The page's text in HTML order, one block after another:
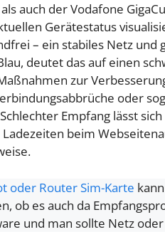
auch der Vodafone
Gerätestatus
– ein stabiles Netz
deutet das auf einen
zur
oder
Empfang lässt
beim
oder Router Sim-Karte
ob es auch da
und man sollte Netz